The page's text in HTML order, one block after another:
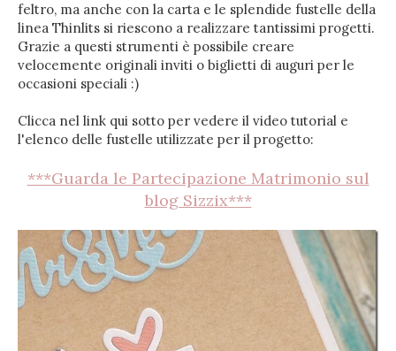
feltro, ma anche con la carta e le splendide fustelle della
linea Thinlits si riescono a realizzare tantissimi progetti.
Grazie a questi strumenti è possibile creare
velocemente originali inviti o biglietti di auguri per le
occasioni speciali :)
Clicca nel link qui sotto per vedere il video tutorial e
l'elenco delle fustelle utilizzate per il progetto:
***Guarda le Partecipazione Matrimonio sul
blog Sizzix***